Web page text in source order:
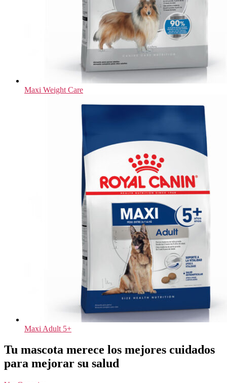
Maxi Weight Care
Maxi Adult 5+
Tu mascota merece los mejores cuidados
para mejorar su salud